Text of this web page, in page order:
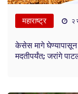
महाराष्ट्र २
केसेस मागे घेण्यापासून
मदतीपर्यंत; जरांगे